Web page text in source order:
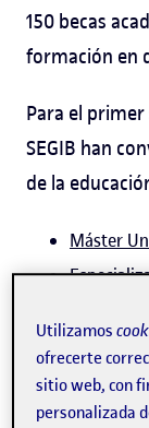
150 becas
formación en
Para el primer
SEGIB han
de la
Máster
Plazo de
Utilizamos
ofrecerte
sitio web, con
personalizada